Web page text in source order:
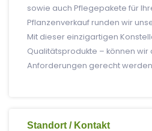
sowie auch Pflegepakete für
Pflanzenverkauf runden wir
Mit dieser einzigartigen
Qualitätsprodukte – können wir
Anforderungen gerecht
Standort / Kontakt